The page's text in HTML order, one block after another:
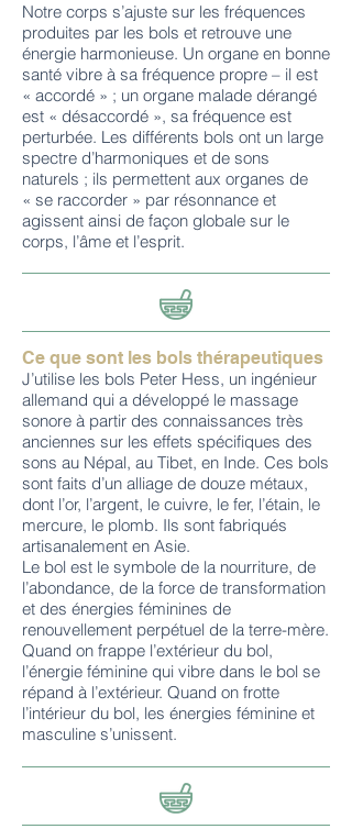
Notre corps s’ajuste sur les fréquences
produites par les bols et retrouve une
énergie harmonieuse. Un organe en bonne
santé vibre à sa fréquence propre – il est
« accordé » ; un organe malade dérangé
est « désaccordé », sa fréquence est
perturbée. Les différents bols ont un large
spectre d’harmoniques et de sons
naturels ; ils permettent aux organes de
« se raccorder » par résonnance et
agissent ainsi de façon globale sur le
corps, l’âme et l’esprit.
Ce que sont les bols thérapeutiques
J’utilise les bols Peter Hess, un ingénieur
allemand qui a développé le massage
sonore à partir des connaissances très
anciennes sur les effets spécifiques des
sons au Népal, au Tibet, en Inde. Ces bols
sont faits d’un alliage de douze métaux,
dont l’or, l’argent, le cuivre, le fer, l’étain, le
mercure, le plomb. Ils sont fabriqués
artisanalement en Asie.
Le bol est le symbole de la nourriture, de
l’abondance, de la force de transformation
et des énergies féminines de
renouvellement perpétuel de la terre-mère.
Quand on frappe l’extérieur du bol,
l’énergie féminine qui vibre dans le bol se
répand à l’extérieur. Quand on frotte
l’intérieur du bol, les énergies féminine et
masculine s’unissent.